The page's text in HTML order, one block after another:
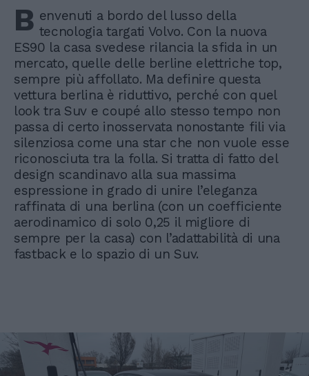
B envenuti a bordo del lusso della
tecnologia targati Volvo. Con la nuova
ES90 la casa svedese rilancia la sfida in un
mercato, quelle delle berline elettriche top,
sempre più affollato. Ma definire questa
vettura berlina è riduttivo, perché con quel
look tra Suv e coupé allo stesso tempo non
passa di certo inosservata nonostante fili via
silenziosa come una star che non vuole esse
riconosciuta tra la folla. Si tratta di fatto del
design scandinavo alla sua massima
espressione in grado di unire l’eleganza
raffinata di una berlina (con un coefficiente
aerodinamico di solo 0,25 il migliore di
sempre per la casa) con l’adattabilità di una
fastback e lo spazio di un Suv.